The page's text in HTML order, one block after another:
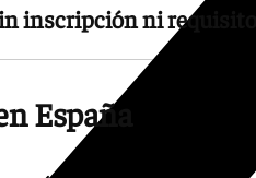
inscripción ni
España